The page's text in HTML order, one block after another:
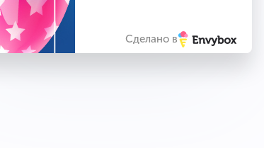
Сделано в